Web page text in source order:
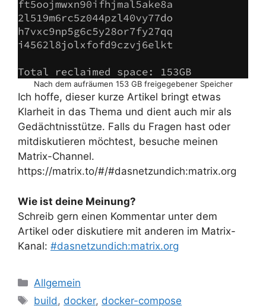
Nach dem aufräumen 153 GB freigegebener Speicher
Ich hoffe, dieser kurze Artikel bringt etwas
Klarheit in das Thema und dient auch mir als
Gedächtnisstütze. Falls du Fragen hast oder
mitdiskutieren möchtest, besuche meinen
Matrix-Channel.
https://matrix.to/#/#dasnetzundich:matrix.org
Wie ist deine Meinung?
Schreib gern einen Kommentar unter dem
Artikel oder diskutiere mit anderen im Matrix-
Kanal: #dasnetzundich:matrix.org
Kategorien
Allgemein
Schlagwörter
build , docker, docker-compose